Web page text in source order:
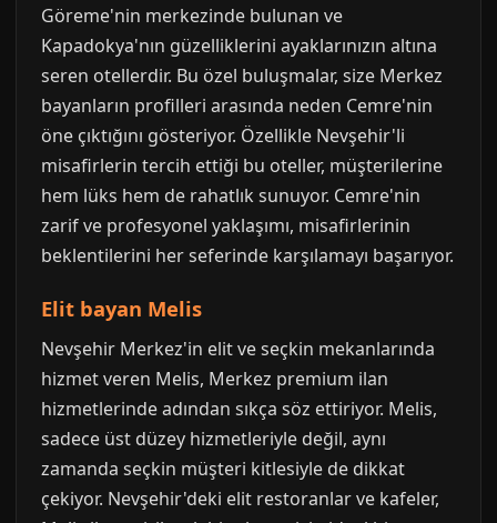
Göreme'nin merkezinde bulunan ve
Kapadokya'nın güzelliklerini ayaklarınızın altına
seren otellerdir. Bu özel buluşmalar, size Merkez
bayanların profilleri arasında neden Cemre'nin
öne çıktığını gösteriyor. Özellikle Nevşehir'li
misafirlerin tercih ettiği bu oteller, müşterilerine
hem lüks hem de rahatlık sunuyor. Cemre'nin
zarif ve profesyonel yaklaşımı, misafirlerinin
beklentilerini her seferinde karşılamayı başarıyor.
Elit bayan Melis
Nevşehir Merkez'in elit ve seçkin mekanlarında
hizmet veren Melis, Merkez premium ilan
hizmetlerinde adından sıkça söz ettiriyor. Melis,
sadece üst düzey hizmetleriyle değil, aynı
zamanda seçkin müşteri kitlesiyle de dikkat
çekiyor. Nevşehir'deki elit restoranlar ve kafeler,